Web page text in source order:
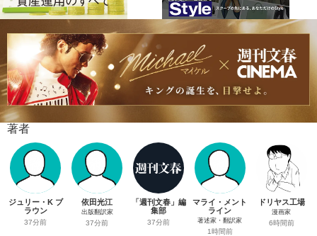
著者
ジュリー・K ブ
ラウン
37分前
依田光江
出版翻訳家
37分前
「週刊文春」編
集部
37分前
マライ・メント
ライン
著述家・翻訳家
1時間前
ドリヤス工場
漫画家
6時間前